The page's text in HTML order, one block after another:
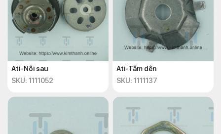
Ati-Nồi sau
SKU: 1111052
Ati-Tấm dên
SKU: 1111137